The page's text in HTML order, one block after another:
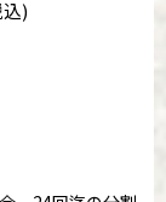
)